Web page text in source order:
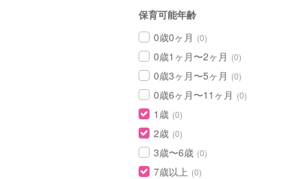
保育可能年齢
0歳0ヶ月 (0)
0歳1ヶ月〜2ヶ月 (0)
0歳3ヶ月〜5ヶ月 (0)
0歳6ヶ月〜11ヶ月 (0)
1歳 (0)
2歳 (0)
3歳〜6歳 (0)
7歳以上 (0)